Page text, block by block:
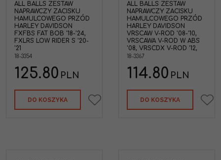
ALL BALLS ZESTAW
NAPRAWCZY ZACISKU
HAMULCOWEGO PRZÓD
HARLEY DAVIDSON
FXFBS FAT BOB '18-'24,
FXLRS LOW RIDER S '20-
'21
18-3354
125.80 PLN
DO KOSZYKA
ALL BALLS ZESTAW
NAPRAWCZY ZACISKU
HAMULCOWEGO PRZÓD
HARLEY DAVIDSON
VRSCAW V-ROD '08-'10,
VRSCAWA V-ROD W ABS
'08, VRSCDX V-ROD '12,
18-3367
114.80 PLN
DO KOSZYKA